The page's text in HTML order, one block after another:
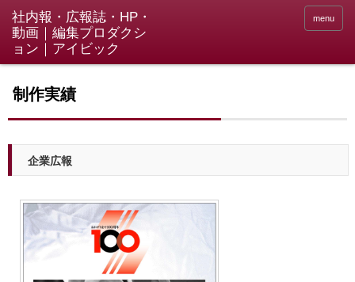
menu
制作実績
企業広報